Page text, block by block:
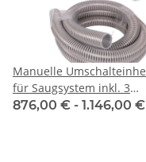
Manuelle
für Saugsystem inkl. 3
kurzen Saugsonden
876,00 € - 1.146,00 €